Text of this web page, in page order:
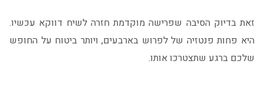
זאת בדיוק הסיבה שפרישה מוקדמת חזרה לשיח דווקא עכשיו.
היא פחות פנטזיה של לפרוש בארבעים, ויותר ביטוח על החופש
שלכם ברגע שתצטרכו אותו.